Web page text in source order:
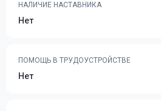
НАЛИЧИЕ НАСТАВНИКА
Нет
ПОМОЩЬ В ТРУДОУСТРОЙСТВЕ
Нет